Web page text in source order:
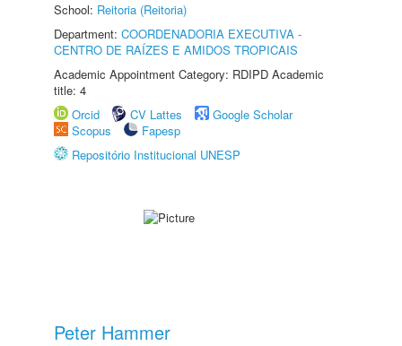
School: Reitoria (Reitoria)
Department: COORDENADORIA EXECUTIVA -
CENTRO DE RAÍZES E AMIDOS TROPICAIS
Academic Appointment Category: RDIPD Academic
title: 4
Orcid
CV Lattes
Google Scholar
Scopus
Fapesp
Repositório Institucional UNESP
Peter Hammer